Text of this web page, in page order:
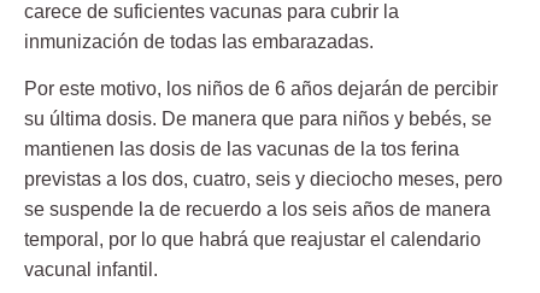
carece de suficientes vacunas para cubrir la
inmunización de todas las embarazadas.
Por este motivo, los niños de 6 años dejarán de percibir
su última dosis. De manera que para niños y bebés, se
mantienen las dosis de las vacunas de la tos ferina
previstas a los dos, cuatro, seis y dieciocho meses, pero
se suspende la de recuerdo a los seis años de manera
temporal, por lo que habrá que reajustar el calendario
vacunal infantil.